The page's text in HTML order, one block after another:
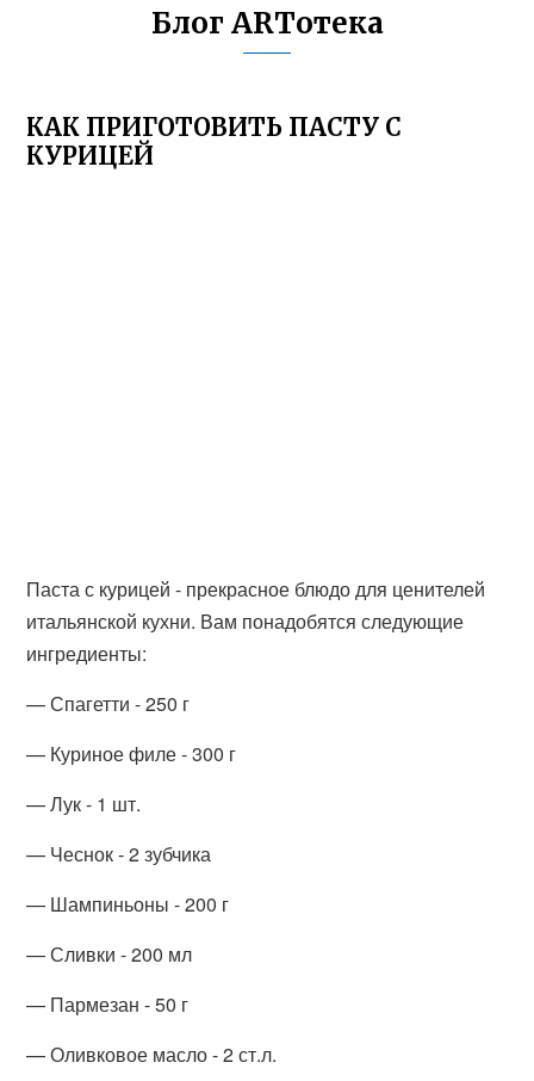
Блог ARTотека
КАК ПРИГОТОВИТЬ ПАСТУ С
КУРИЦЕЙ
Паста с курицей - прекрасное блюдо для ценителей
итальянской кухни. Вам понадобятся следующие
ингредиенты:
— Спагетти - 250 г
— Куриное филе - 300 г
— Лук - 1 шт.
— Чеснок - 2 зубчика
— Шампиньоны - 200 г
— Сливки - 200 мл
— Пармезан - 50 г
— Оливковое масло - 2 ст.л.